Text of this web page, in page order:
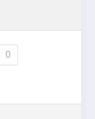
0